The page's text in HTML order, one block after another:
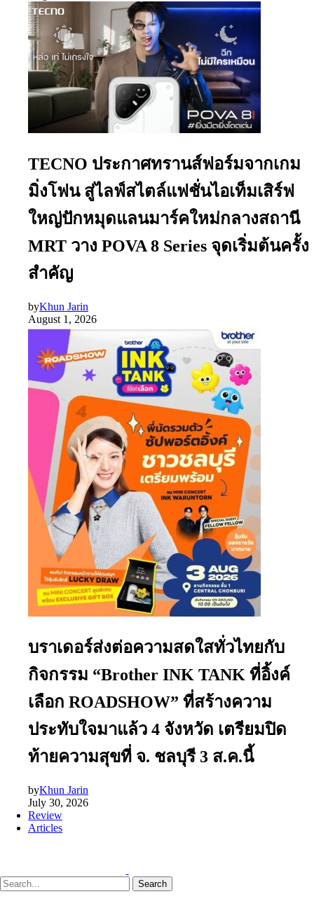
TECNO ประกาศทรานส์ฟอร์มจากเกม
มิ่งโฟน สู่ไลฟ์สไตล์แฟชั่นไอเท็มเสิร์ฟ
ใหญ่ปักหมุดแลนมาร์คใหม่กลางสถานี
MRT วาง POVA 8 Series จุดเริ่มต้นครั้ง
สำคัญ
byKhun Jarin
August 1, 2026
บราเดอร์ส่งต่อความสดใสทั่วไทยกับ
กิจกรรม “Brother INK TANK ที่อิ้งค์
เลือก ROADSHOW” ที่สร้างความ
ประทับใจมาแล้ว 4 จังหวัด เตรียมปิด
ท้ายความสุขที่ จ. ชลบุรี 3 ส.ค.นี้
byKhun Jarin
July 30, 2026
Review
Articles
Search